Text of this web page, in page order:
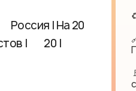
Россия | На 20
| ♻ 20 | ❎